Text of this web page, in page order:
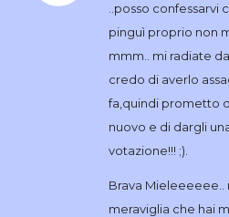
..posso confessarvi
pinguì proprio non
mmm.. mi radiate
credo di averlo
fa,quindi prometto
nuovo e di dargli
votazione!!! ;).
Brava Mieleeeeee..
meraviglia che hai